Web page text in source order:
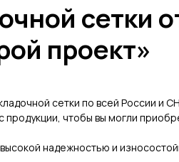
сетки
проект»
сетки по всей России и
чтобы вы могли
надежностью и